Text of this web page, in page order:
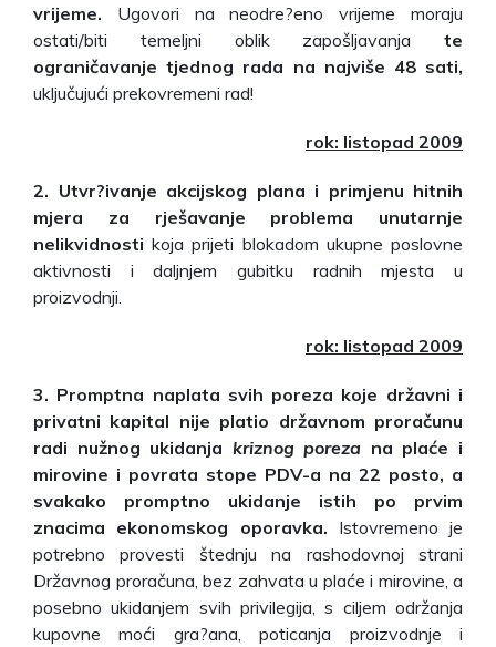
vrijeme. Ugovori na neodre?eno vrijeme moraju
ostati/biti temeljni oblik zapošljavanja te
ograničavanje tjednog rada na najviše 48 sati,
uključujući prekovremeni rad!
rok: listopad 2009
2. Utvr?ivanje akcijskog plana i primjenu hitnih
mjera za rješavanje problema unutarnje
nelikvidnosti koja prijeti blokadom ukupne poslovne
aktivnosti i daljnjem gubitku radnih mjesta u
proizvodnji.
rok: listopad 2009
3. Promptna naplata svih poreza koje državni i
privatni kapital nije platio državnom proračunu
radi nužnog ukidanja kriznog poreza na plaće i
mirovine i povrata stope PDV-a na 22 posto, a
svakako promptno ukidanje istih po prvim
znacima ekonomskog oporavka. Istovremeno je
potrebno provesti štednju na rashodovnoj strani
Državnog proračuna, bez zahvata u plaće i mirovine, a
posebno ukidanjem svih privilegija, s ciljem održanja
kupovne moći gra?ana, poticanja proizvodnje i